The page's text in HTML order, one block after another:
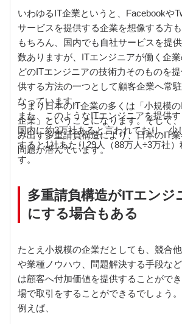
いわゆるIT企業というと、Facebookや
サービスを提供する企業を想像する方も
もちろん、国内でも自社サービスを提
数ありますが、ITエンジニアが働く企
どのITエンジニアの技術力そのものを
供する方法の一つとして顧客企業へ常
なっています。
また、このようなITエンジニアを提供
国内に約3万社あると言われており、少
すると1社あたり29人（88万人÷3万社
す。
つまり日本のIT企業の多くは「小規模
企業」ということになります。そして
み出す多重請負構造により、日本のIT
問題が潜んでいます。
多重請負構造がITエンジ
にする場合もある
たとえ小規模の企業だとしても、競合
や業種ノウハウ、問題解決する手段な
は顧客へ付加価値を提供することがで
場で取引をすることができるでしょう。
例えば、